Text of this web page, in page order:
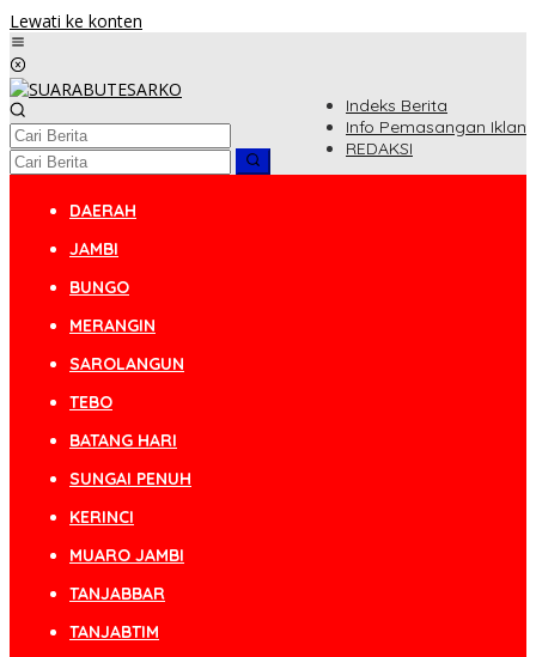
Lewati ke konten
Indeks Berita
Info Pemasangan Iklan
REDAKSI
DAERAH
JAMBI
BUNGO
MERANGIN
SAROLANGUN
TEBO
BATANG HARI
SUNGAI PENUH
KERINCI
MUARO JAMBI
TANJABBAR
TANJABTIM